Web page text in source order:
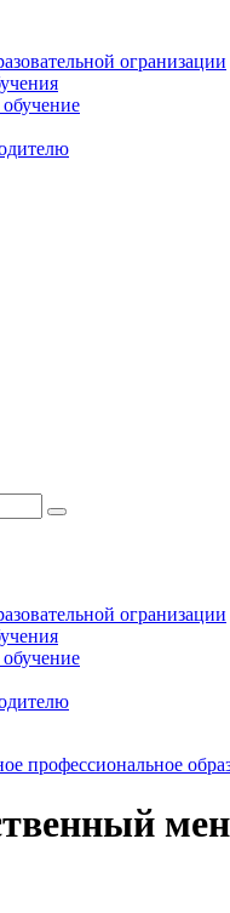
огранизации
огранизации
профессиональное